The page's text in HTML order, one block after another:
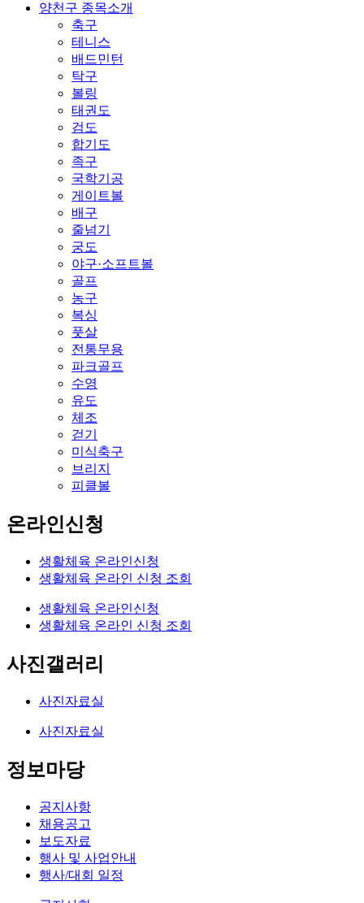
양천구 종목소개
축구
테니스
배드민턴
탁구
볼링
태권도
검도
합기도
족구
국학기공
게이트볼
배구
줄넘기
궁도
야구·소프트볼
골프
농구
복싱
풋살
전통무용
파크골프
수영
유도
체조
걷기
미식축구
브리지
피클볼
온라인신청
생활체육 온라인신청
생활체육 온라인 신청 조회
생활체육 온라인신청
생활체육 온라인 신청 조회
사진갤러리
사진자료실
사진자료실
정보마당
공지사항
채용공고
보도자료
행사 및 사업안내
행사/대회 일정